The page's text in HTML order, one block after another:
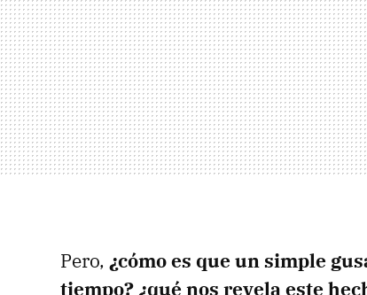
Pero, ¿cómo es que un simple
tiempo? ¿qué nos revela este